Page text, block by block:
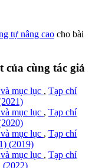
tự nâng cao cho bài
của cùng tác giả
mục lục , Tạp chí
mục lục , Tạp chí
mục lục , Tạp chí
(2019)
mục lục , Tạp chí
(2022)